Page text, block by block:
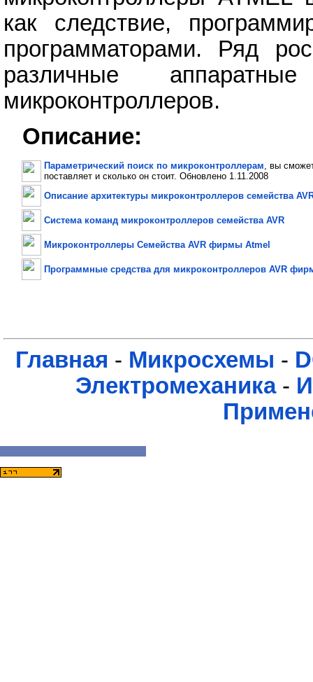
как следствие,
программаторами. Ряд
различные
микроконтроллеров.
Описание:
Параметрический поиск по микроконтроллерам, вы
поставляет и сколько он стоит. Обновлено 1.11.2008
Описание архитектуры микроконтроллеров семейства
Система команд микроконтроллеров семейства AVR
Микроконтроллеры Семейства AVR фирмы Atmel
Программные средства для микроконтроллеров AVR
Главная - Микросхемы -
Электромеханика-